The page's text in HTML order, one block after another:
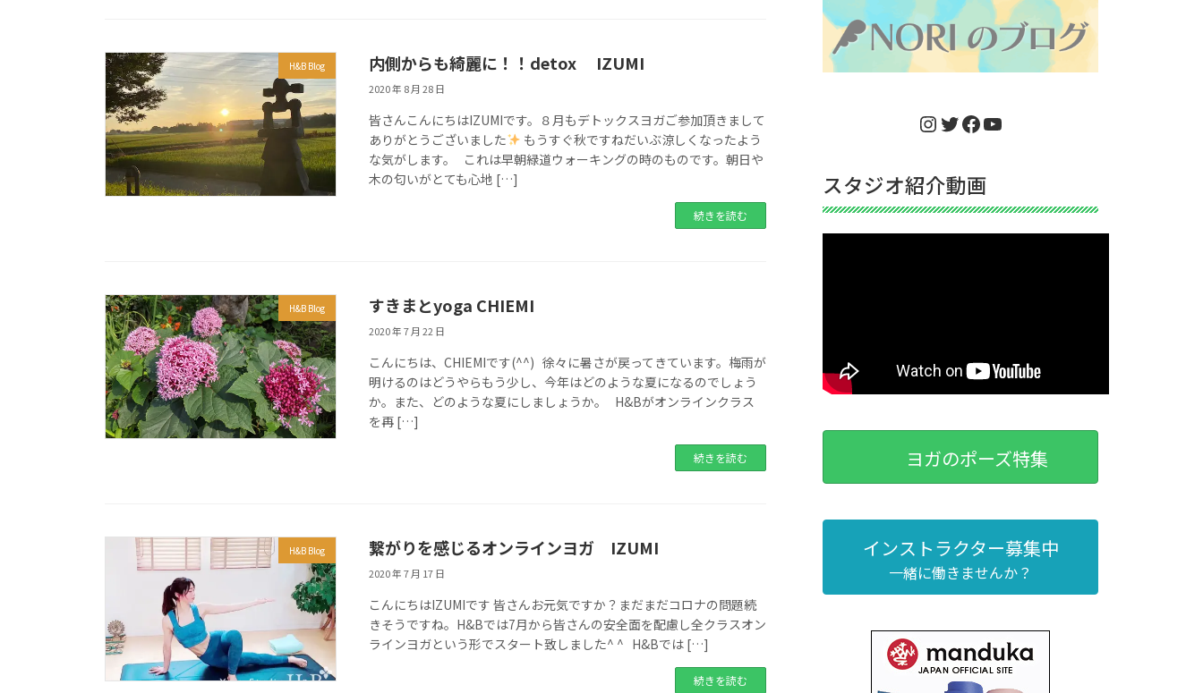
H&B Blog 内側からも綺麗に！！detox IZUMI
2020 年 8 月 28 日
皆さんこんにちはIZUMIです。８月もデトックスヨガご参加頂きまして
ありがとうございました
もうすぐ秋ですねだいぶ涼しくなったよう
な気がします。 これは早朝緑道ウォーキングの時のものです。朝日や
木の匂いがとても心地 […]
続きを読む
H&B Blog すきまとyoga CHIEMI
2020 年 7 月 22 日
こんにちは、CHIEMIです(^^) 徐々に暑さが戻ってきています。梅雨が
明けるのはどうやらもう少し、今年はどのような夏になるのでしょう
か。また、どのような夏にしましょうか。 H&Bがオンラインクラス
を再 […]
続きを読む
H&B Blog 繋がりを感じるオンラインヨガ IZUMI
2020 年 7 月 17 日
こんにちはIZUMIです 皆さんお元気ですか？まだまだコロナの問題続
きそうですね。H&Bでは7月から皆さんの安全面を配慮し全クラスオン
ラインヨガという形でスタート致しました^ ^ H&Bでは […]
続きを読む
Instagram
Twitter
Facebook
YouTube
スタジオ紹介動画
ヨガのポーズ特集
インストラクター募集中
一緒に働きませんか？